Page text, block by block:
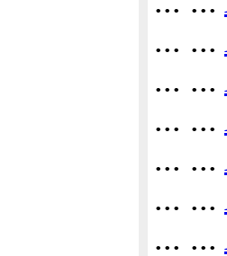
... ...
... ...
... ...
... ...
... ...
... ...